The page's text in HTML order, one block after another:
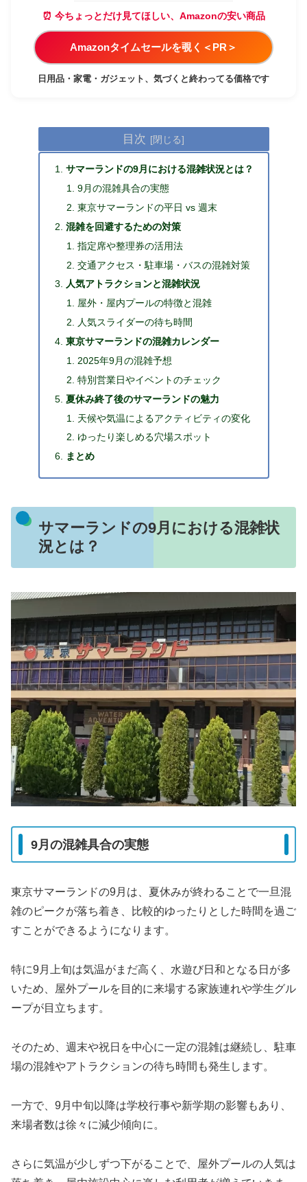
⏰ 今ちょっとだけ見てほしい、Amazonの安い商品
Amazonタイムセールを覗く＜PR＞
日用品・家電・ガジェット、気づくと終わってる価格です
目次
サマーランドの9月における混雑状況とは？
9月の混雑具合の実態
東京サマーランドの平日 vs 週末
混雑を回避するための対策
指定席や整理券の活用法
交通アクセス・駐車場・バスの混雑対策
人気アトラクションと混雑状況
屋外・屋内プールの特徴と混雑
人気スライダーの待ち時間
東京サマーランドの混雑カレンダー
2025年9月の混雑予想
特別営業日やイベントのチェック
夏休み終了後のサマーランドの魅力
天候や気温によるアクティビティの変化
ゆったり楽しめる穴場スポット
まとめ
サマーランドの9月における混雑状
況とは？
9月の混雑具合の実態
東京サマーランドの9月は、夏休みが終わることで一旦混
雑のピークが落ち着き、比較的ゆったりとした時間を過ご
すことができるようになります。
特に9月上旬は気温がまだ高く、水遊び日和となる日が多
いため、屋外プールを目的に来場する家族連れや学生グル
ープが目立ちます。
そのため、週末や祝日を中心に一定の混雑は継続し、駐車
場の混雑やアトラクションの待ち時間も発生します。
一方で、9月中旬以降は学校行事や新学期の影響もあり、
来場者数は徐々に減少傾向に。
さらに気温が少しずつ下がることで、屋外プールの人気は